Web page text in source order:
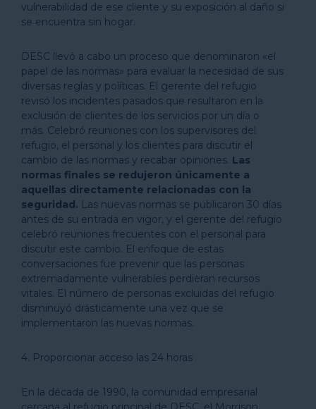
vulnerabilidad de ese cliente y su exposición al daño si
se encuentra sin hogar.
DESC llevó a cabo un proceso que denominaron «el
papel de las normas» para evaluar la necesidad de sus
diversas reglas y políticas. El gerente del refugio
revisó los incidentes pasados que resultaron en la
exclusión de clientes de los servicios por un día o
más. Celebró reuniones con los supervisores del
refugio, el personal y los clientes para discutir el
cambio de las normas y recabar opiniones. Las
normas finales se redujeron únicamente a
aquellas directamente relacionadas con la
seguridad. Las nuevas normas se publicaron 30 días
antes de su entrada en vigor, y el gerente del refugio
celebró reuniones frecuentes con el personal para
discutir este cambio. El enfoque de estas
conversaciones fue prevenir que las personas
extremadamente vulnerables perdieran recursos
vitales. El número de personas excluidas del refugio
disminuyó drásticamente una vez que se
implementaron las nuevas normas.
4. Proporcionar acceso las 24 horas
En la década de 1990, la comunidad empresarial